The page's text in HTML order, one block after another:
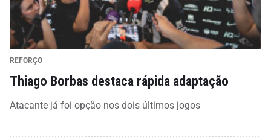
REFORÇO
Thiago Borbas destaca rápida adaptação
Atacante já foi opção nos dois últimos jogos